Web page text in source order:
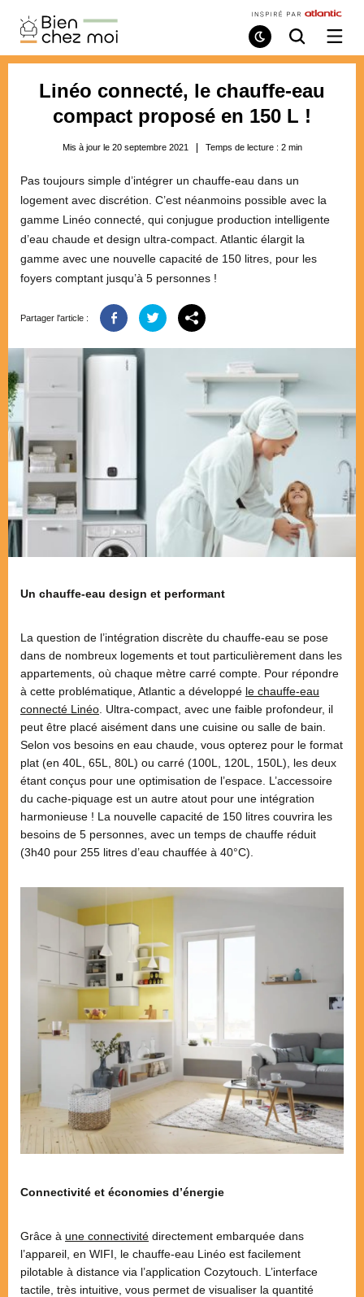
Bien
Chez
Moi
Mode
de
Recherche
/
Linéo connecté, le chauffe-eau
compact proposé en 150 L !
Mis à jour le 20 septembre 2021 Temps de lecture : 2 min
Pas toujours simple d’intégrer un chauffe-eau dans un
logement avec discrétion. C’est néanmoins possible avec la
gamme Linéo connecté, qui conjugue production intelligente
d’eau chaude et design ultra-compact. Atlantic élargit la
gamme avec une nouvelle capacité de 150 litres, pour les
foyers comptant jusqu’à 5 personnes !
Partager l'article :
Un chauffe-eau design et performant
La question de l’intégration discrète du chauffe-eau se pose
dans de nombreux logements et tout particulièrement dans les
appartements, où chaque mètre carré compte. Pour répondre
à cette problématique, Atlantic a développé le chauffe-eau
connecté Linéo . Ultra-compact, avec une faible profondeur, il
peut être placé aisément dans une cuisine ou salle de bain.
Selon vos besoins en eau chaude, vous opterez pour le format
plat (en 40L, 65L, 80L) ou carré (100L, 120L, 150L), les deux
étant conçus pour une optimisation de l’espace. L’accessoire
du cache-piquage est un autre atout pour une intégration
harmonieuse ! La nouvelle capacité de 150 litres couvrira les
besoins de 5 personnes, avec un temps de chauffe réduit
(3h40 pour 255 litres d’eau chauffée à 40°C).
Connectivité et économies d’énergie
Grâce à une connectivité directement embarquée dans
l’appareil, en WIFI, le chauffe-eau Linéo est facilement
pilotable à distance via l’application Cozytouch. L’interface
tactile, très intuitive, vous permet de visualiser la quantité